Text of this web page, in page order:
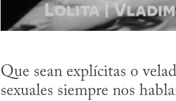
Que sean explícitas o
sexuales siempre nos